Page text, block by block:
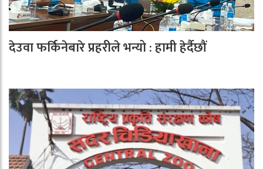
देउवा फर्किनेबारे प्रहरीले भन्यो : हामी हेर्दैछौं